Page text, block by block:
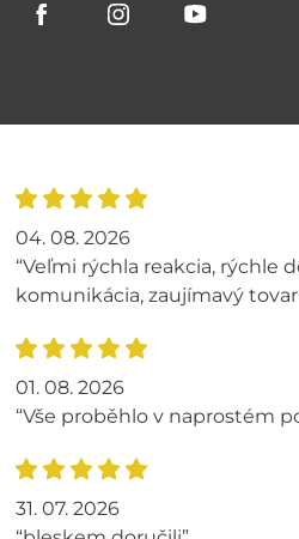
04. 08. 2026
“Veľmi rýchla reakcia, rýchle
komunikácia, zaujímavý
01. 08. 2026
“Vše proběhlo v naprostém
31. 07. 2026